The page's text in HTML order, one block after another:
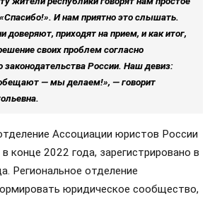
И нам приятно это слышать.
доверяют, приходят на прием, и как итог,
своих проблем согласно
России. Наш девиз:
— мы делаем!», — говорит
Ассоциации юристов России
конце 2022 года, зарегистрировано в
Региональное отделение
юридическое сообщество,